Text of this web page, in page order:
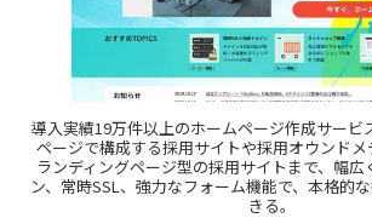
導入実績19万件以上のホームページ作成サービ
ページで構成する採用サイトや採用オウンドメ
ランディングページ型の採用サイトまで、幅広
ン、常時SSL、強力なフォーム機能で、本格的
きる。